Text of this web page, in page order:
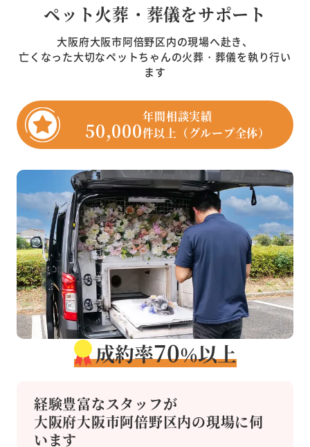
ペット火葬・葬儀をサポート
大阪府大阪市阿倍野区内の現場へ赴き、
亡くなった大切なペットちゃんの火葬・葬儀を執り行い
ます
年間相談実績
50,000件以上（グループ全体）
成約率70％以上
経験豊富なスタッフが
大阪府大阪市阿倍野区内の現場に伺
います